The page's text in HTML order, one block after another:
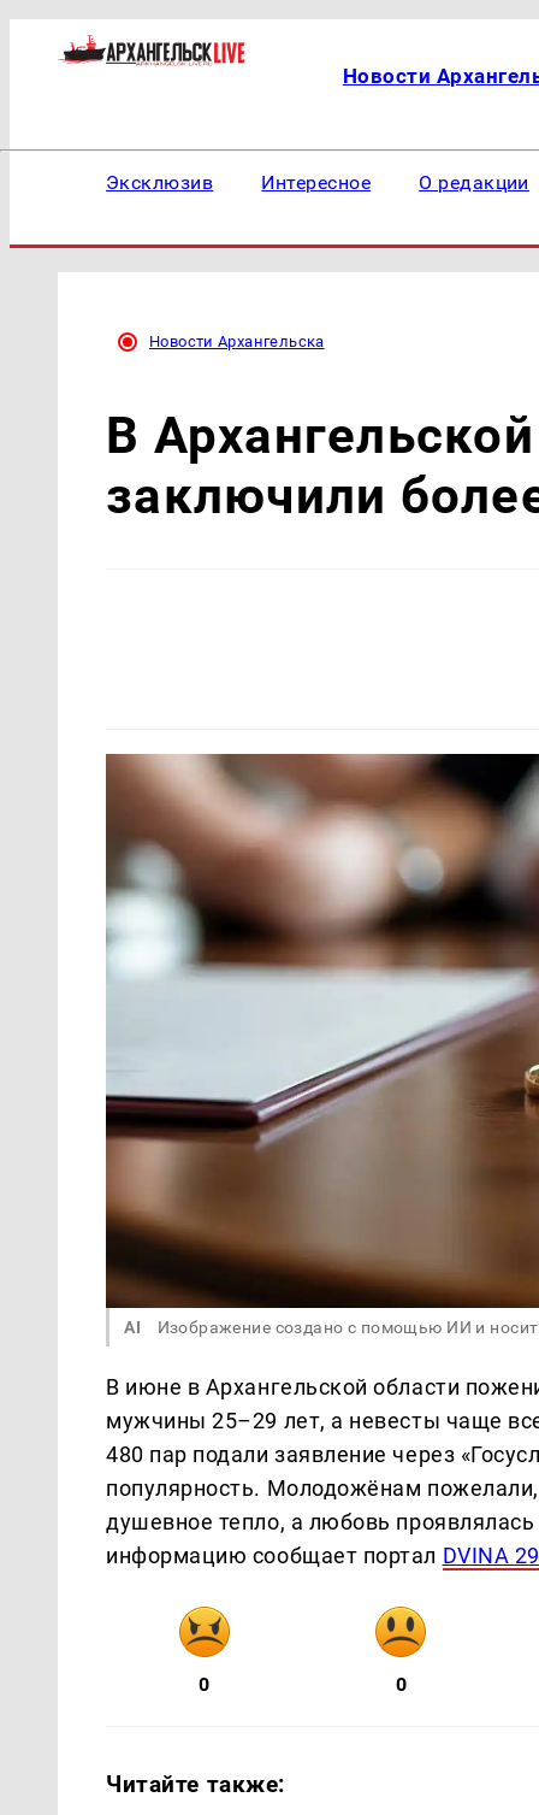
Новости
Эксклюзив Интересное О редакции
Новости Архангельска
В
заключили
AI Изображение создано с помощью ИИ и
В июне в Архангельской области
мужчины 25–29 лет, а невесты чаще
480 пар подали заявление через
популярность. Молодожёнам
душевное тепло, а любовь
информацию сообщает портал DVINA 29
0 0
Читайте также: